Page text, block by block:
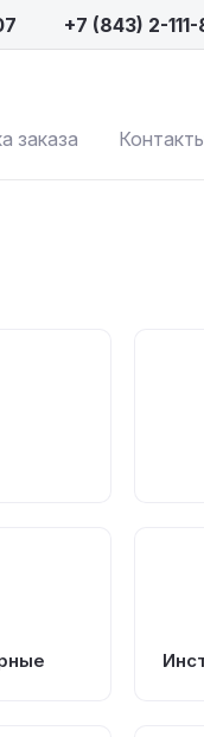
+7 (843) 2-
заказа